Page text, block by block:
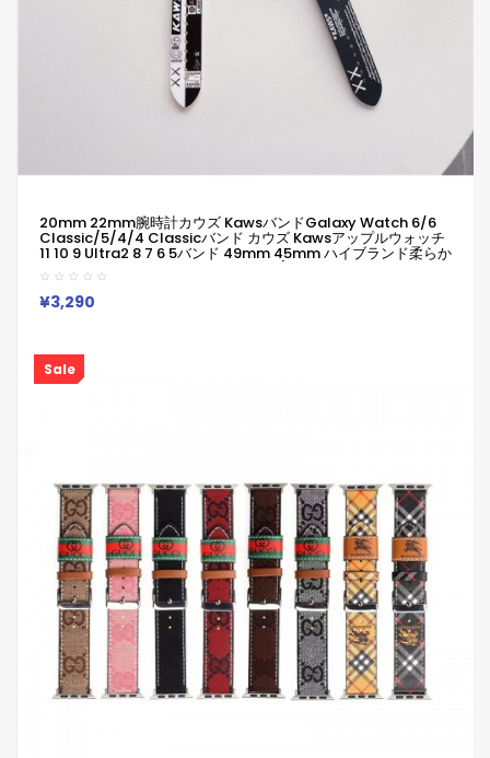
20mm 22mm腕時計カウズ KawsバンドGalaxy Watch 6/6
Classic/5/4/4 Classicバンド カウズ Kawsアップルウォッチ
11 10 9 Ultra2 8 7 6 5バンド 49mm 45mm ハイブランド柔らか
い 通気性 防水 防汗 男女兼用 Galaxy/appleなどウォッチ対応
¥3,290
Sale